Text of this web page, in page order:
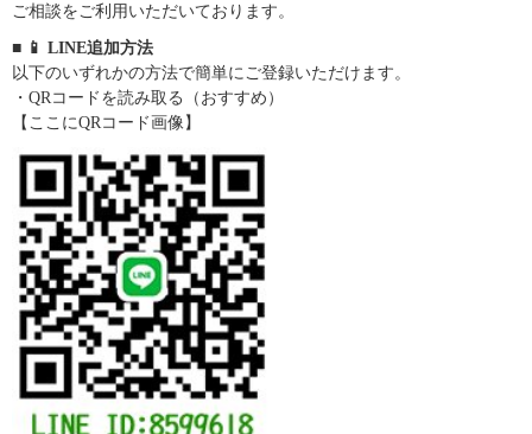
ご相談をご利用いただいております。
■ 📱 LINE追加方法
以下のいずれかの方法で簡単にご登録いただけます。
・QRコードを読み取る（おすすめ）
【ここにQRコード画像】